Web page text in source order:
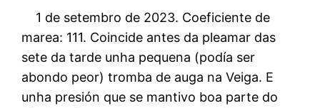
1 de setembro de 2023. Coeficiente de
marea: 111. Coincide antes da pleamar das
sete da tarde unha pequena (podía ser
abondo peor) tromba de auga na Veiga. E
unha presión que se mantivo boa parte do